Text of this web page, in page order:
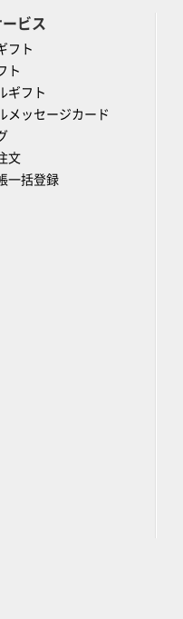
ビス
フト
ト
ギフト
メッセージカード
文
一括登録